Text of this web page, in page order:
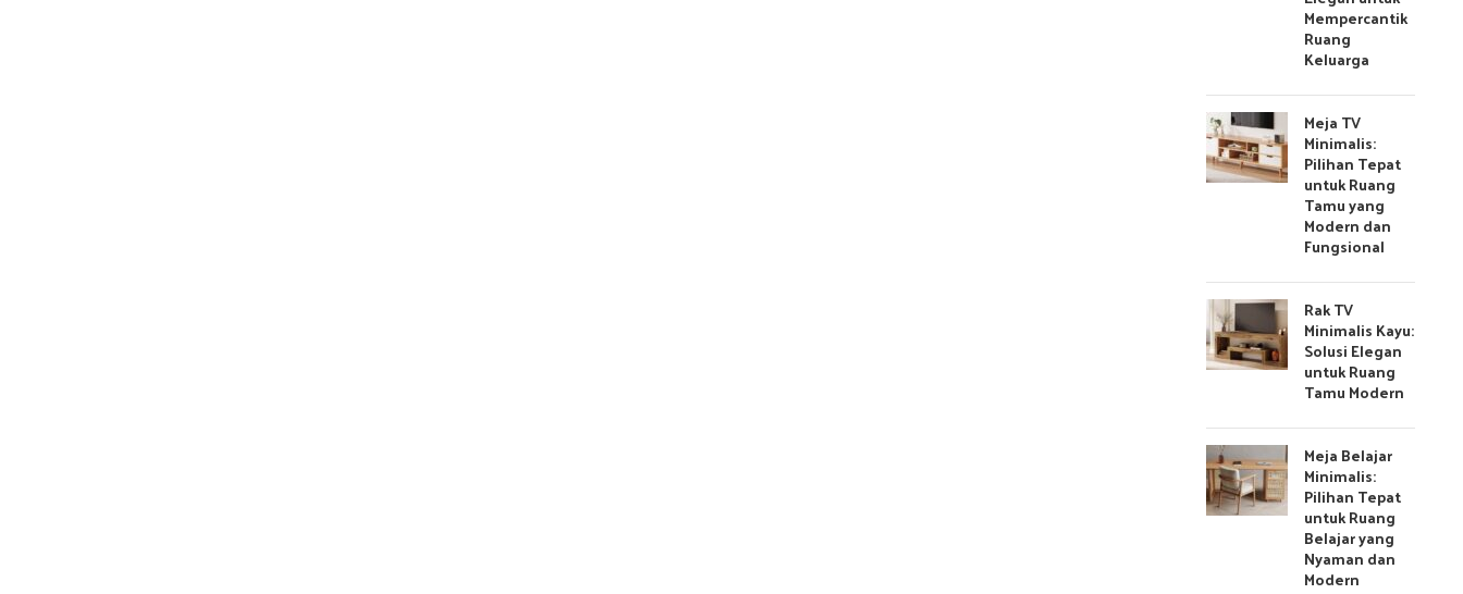
Mempercantik
Ruang
Keluarga
Meja TV
Minimalis:
Pilihan Tepat
untuk Ruang
Tamu yang
Modern dan
Fungsional
Rak TV
Minimalis Kayu:
Solusi Elegan
untuk Ruang
Tamu Modern
Meja Belajar
Minimalis:
Pilihan Tepat
untuk Ruang
Belajar yang
Nyaman dan
Modern